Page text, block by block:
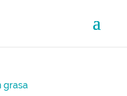
grasa